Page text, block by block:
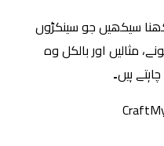
سیکھیں جو سینکڑوں
مثالیں اور بالکل وہ
ہیں۔